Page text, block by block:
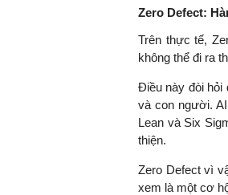
Zero Defect:
Trên thực tế,
không thể đi ra
Điều này đòi hỏi
và con người.
Lean và Six
thiện.
Zero Defect vì
xem là một cơ